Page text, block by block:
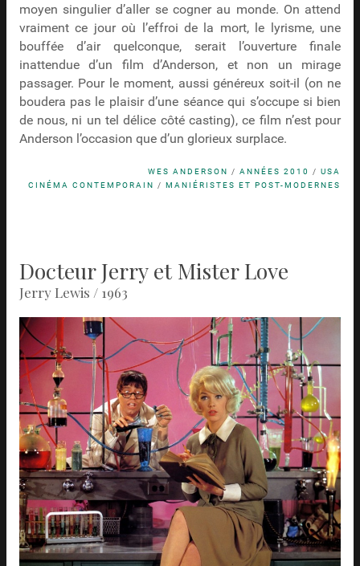
moyen singulier d’aller se cogner au monde. On attend
vraiment ce jour où l’effroi de la mort, le lyrisme, une
bouffée d’air quelconque, serait l’ouverture finale
inattendue d’un film d’Anderson, et non un mirage
passager. Pour le moment, aussi généreux soit-il (on ne
boudera pas le plaisir d’une séance qui s’occupe si bien
de nous, ni un tel délice côté casting), ce film n’est pour
Anderson l’occasion que d’un glorieux surplace.
WES ANDERSON /ANNÉES 2010 /USA
CINÉMA CONTEMPORAIN /MANIÉRISTES ET POST-MODERNES
Docteur Jerry et Mister Love
Jerry Lewis / 1963